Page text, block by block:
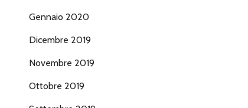
Gennaio 2020
Dicembre 2019
Novembre 2019
Ottobre 2019